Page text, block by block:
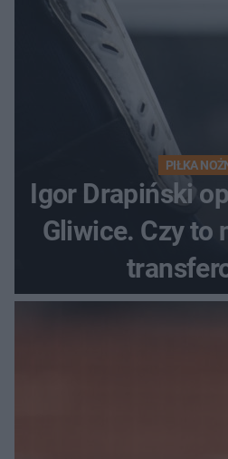
PIŁKA
Igor Drapiński
Gliwice. Czy to